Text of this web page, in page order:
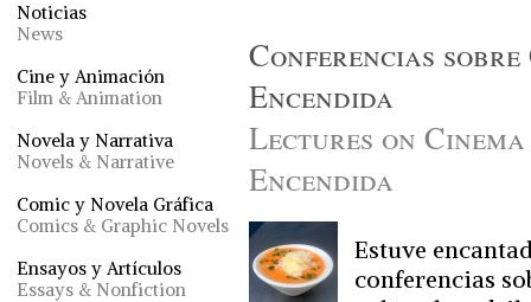
Noticias
News
Cine y Animación
Film & Animation
Novela y Narrativa
Novels & Narrative
Comic y Novela Gráfica
Comics & Graphic Novels
Ensayos y Artículos
Essays & Nonfiction
Conferencias sobre
Encendida
Lectures on
Encendida
Estuve
conferencias